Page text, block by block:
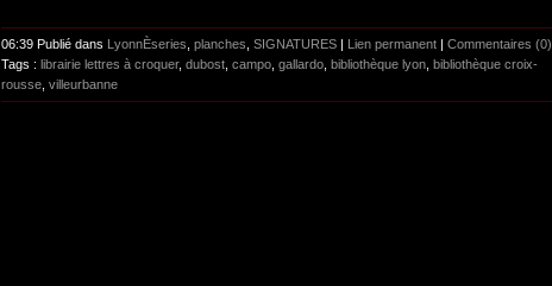
06:39 Publié dans LyonnÈseries planches SIGNATURES Lien permanent Commentaires (0)
Tags : librairie lettres à croquer, dubost campo gallardo bibliothèque lyon bibliothèque croix-
rousse villeurbanne